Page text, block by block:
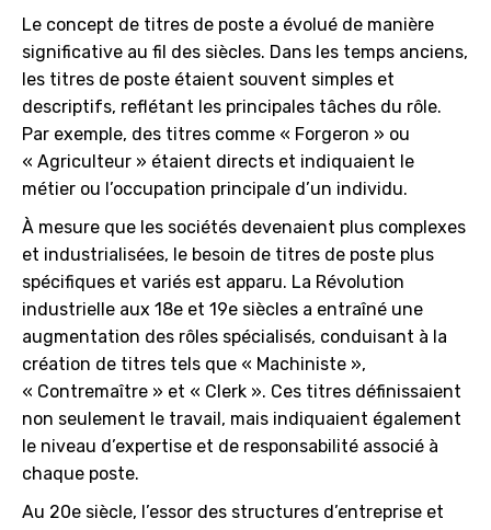
Le concept de titres de poste a évolué de manière
significative au fil des siècles. Dans les temps anciens,
les titres de poste étaient souvent simples et
descriptifs, reflétant les principales tâches du rôle.
Par exemple, des titres comme « Forgeron » ou
« Agriculteur » étaient directs et indiquaient le
métier ou l’occupation principale d’un individu.
À mesure que les sociétés devenaient plus complexes
et industrialisées, le besoin de titres de poste plus
spécifiques et variés est apparu. La Révolution
industrielle aux 18e et 19e siècles a entraîné une
augmentation des rôles spécialisés, conduisant à la
création de titres tels que « Machiniste »,
« Contremaître » et « Clerk ». Ces titres définissaient
non seulement le travail, mais indiquaient également
le niveau d’expertise et de responsabilité associé à
chaque poste.
Au 20e siècle, l’essor des structures d’entreprise et